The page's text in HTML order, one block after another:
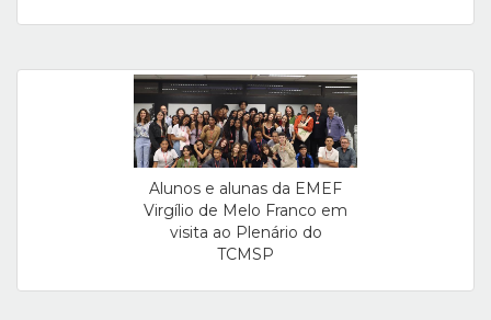
Alunos e alunas da EMEF
Virgílio de Melo Franco em
visita ao Plenário do
TCMSP